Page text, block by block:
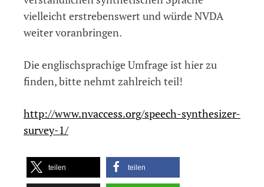
vielleicht erstrebenswert und würde NVDA
weiter voranbringen.
Die englischsprachige Umfrage ist hier zu
finden, bitte nehmt zahlreich teil!
http://www.nvaccess.org/speech-synthesizer-
survey-1/
teilen teilen